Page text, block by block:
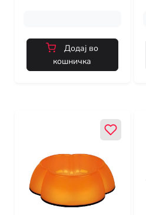
Додај во
кошничка